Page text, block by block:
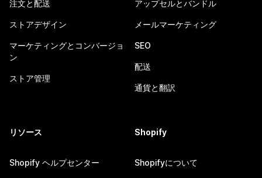
注文と配送
ストアデザイン
マーケティングとコンバージョ
ン
ストア管理
アップセルとバンドル
メールマーケティング
SEO
配送
通貨と翻訳
リソース
Shopify ヘルプセンター
Shopify
Shopifyについて